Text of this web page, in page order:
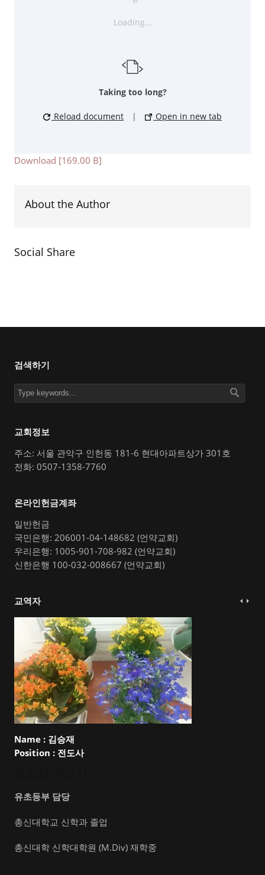
Loading...
Taking too long?
Reload document | Open in new tab
Download [169.00 B]
About the Author
Social Share
검색하기
교회정보
주소: 서울 관악구 인헌동 181-6 현대아파트상가 301호
전화: 0507-1358-7760
온라인헌금계좌
일반헌금
국민은행: 206001-04-148682 (언약교회)
우리은행: 1005-901-708-982 (언약교회)
신한은행 100-032-008667 (언약교회)
교역자
Name : 김승재
Position : 전도사
유초등부 담당
총신대학교 신학과 졸업
총신대학 신학대학원 (M.Div) 재학중